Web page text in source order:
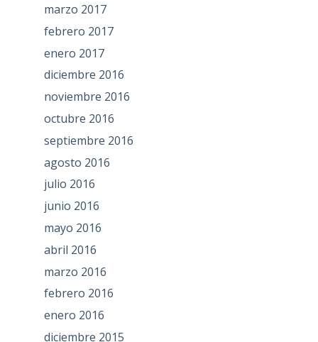
marzo 2017
febrero 2017
enero 2017
diciembre 2016
noviembre 2016
octubre 2016
septiembre 2016
agosto 2016
julio 2016
junio 2016
mayo 2016
abril 2016
marzo 2016
febrero 2016
enero 2016
diciembre 2015